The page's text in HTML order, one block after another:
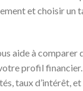
et choisir un
aide à comparer
profil
taux d’intérêt,